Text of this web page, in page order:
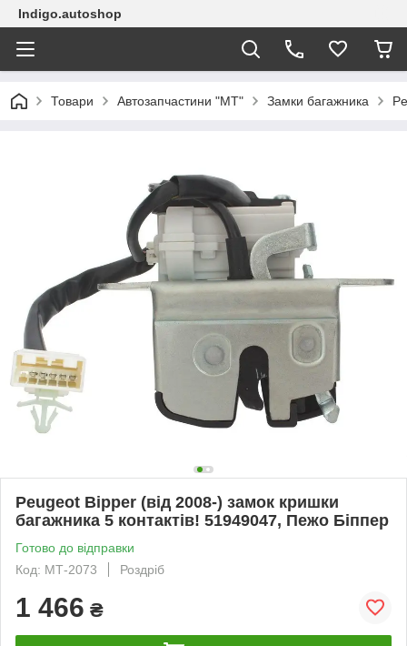
Indigo.autoshop
Товари Автозапчастини "МТ" Замки багажника
Peugeot Bipper (від 2008-) замок кришки
багажника 5 контактів! 51949047, Пежо Біппер
Готово до відправки
Код: МТ-2073
Роздріб
1 466 ₴